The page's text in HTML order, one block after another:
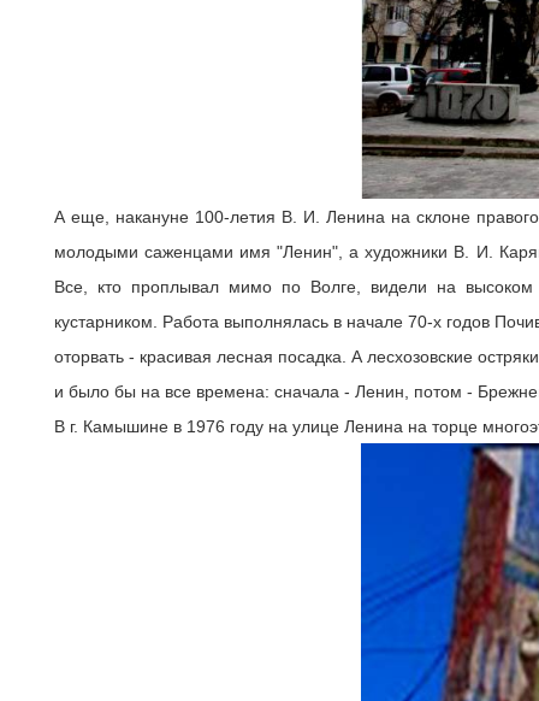
А еще, накануне 100-летия В. И. Ленина на склоне
молодыми саженцами имя "Ленин", а художники В. И.
Все, кто проплывал мимо по Волге, видели на
кустарником. Работа выполнялась в начале 70-х годов
оторвать - красивая лесная посадка. А лесхозовские
и было бы на все времена: сначала - Ленин, потом -
В г. Камышине в 1976 году на улице Ленина на торце